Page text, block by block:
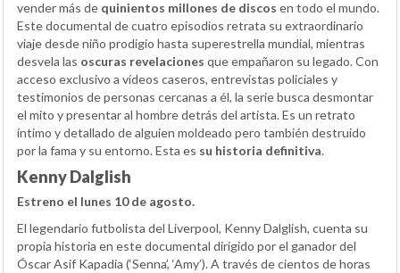
vender más de quinientos millones de discos en todo el mundo.
Este documental de cuatro episodios retrata su extraordinario
viaje desde niño prodigio hasta superestrella mundial, mientras
desvela las oscuras revelaciones que empañaron su legado. Con
acceso exclusivo a vídeos caseros, entrevistas policiales y
testimonios de personas cercanas a él, la serie busca desmontar
el mito y presentar al hombre detrás del artista. Es un retrato
íntimo y detallado de alguien moldeado pero también destruido
por la fama y su entorno. Esta es su historia definitiva.
Kenny Dalglish
Estreno el lunes 10 de agosto.
El legendario futbolista del Liverpool, Kenny Dalglish, cuenta su
propia historia en este documental dirigido por el ganador del
Óscar Asif Kapadia (‘Senna’, ‘Amy’). A través de cientos de horas